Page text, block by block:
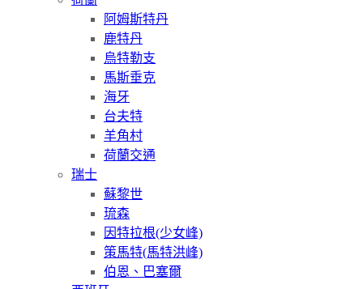
阿姆斯特丹
鹿特丹
烏特勒支
馬斯垂克
海牙
台夫特
羊角村
荷蘭交通
瑞士
蘇黎世
琉森
因特拉根(少女峰)
策馬特(馬特洪峰)
伯恩、巴塞爾